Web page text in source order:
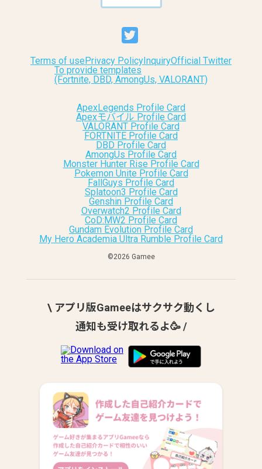
Terms of usePrivacy Policy InquiryOfficial Twitter
To provide templates
(Fortnite, DBD, AmongUs, VALORANT)
ApexLegends Profile Card
Apexモバイル Profile Card
VALORANT Profile Card
FORTNITE Profile Card
DBD Profile Card
AmongUs Profile Card
Monster Hunter Rise Profile Card
Pokemon Unite Profile Card
FallGuys Profile Card
Splatoon3 Profile Card
Genshin Profile Card
Overwatch2 Profile Card
CoD:MW2 Profile Card
Gundam Evolution Profile Card
My Hero Academia Ultra Rumble Profile Card
©︎2026 Gamee
\ アプリ版Gameeはサクサク動くし
通知も受け取れるよ🥳 /